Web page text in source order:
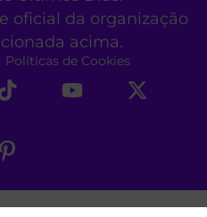
oficial da organização
acima.
Políticas de Cookies